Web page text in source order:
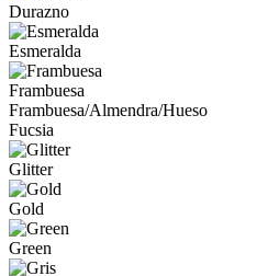
Durazno
Esmeralda
Frambuesa
Frambuesa/Almendra/Hueso
Fucsia
Glitter
Gold
Green